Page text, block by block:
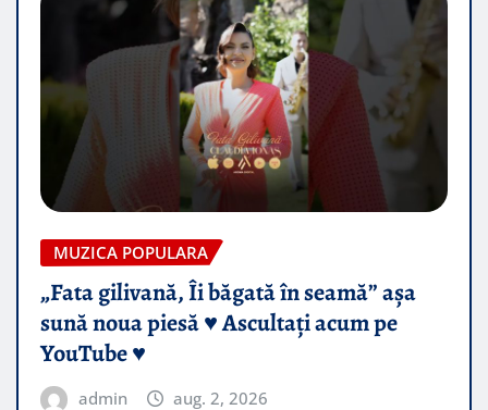
MUZICA POPULARA
„Fata gilivană, Îi băgată în seamă” așa
sună noua piesă ♥️ Ascultați acum pe
YouTube ♥️
admin aug. 2, 2026